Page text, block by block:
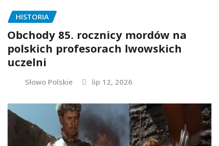
HISTORIA
Obchody 85. rocznicy mordów na
polskich profesorach lwowskich
uczelni
Słowo Polskie lip 12, 2026